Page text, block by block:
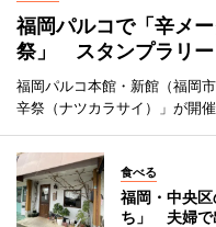
福岡パルコで「辛メ
祭」 スタンプラリー
福岡パルコ本館・新館（福岡
辛祭（ナツカラサイ）」が開催
食べる
福岡・中央
ち」 夫婦で